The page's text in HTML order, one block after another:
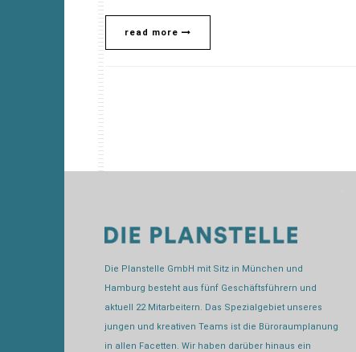
read more
Die Planstelle GmbH mit Sitz in München und
Hamburg besteht aus fünf Geschäftsführern und
aktuell 22 Mitarbeitern. Das Spezialgebiet unseres
jungen und kreativen Teams ist die Büroraumplanung
in allen Facetten. Wir haben darüber hinaus ein